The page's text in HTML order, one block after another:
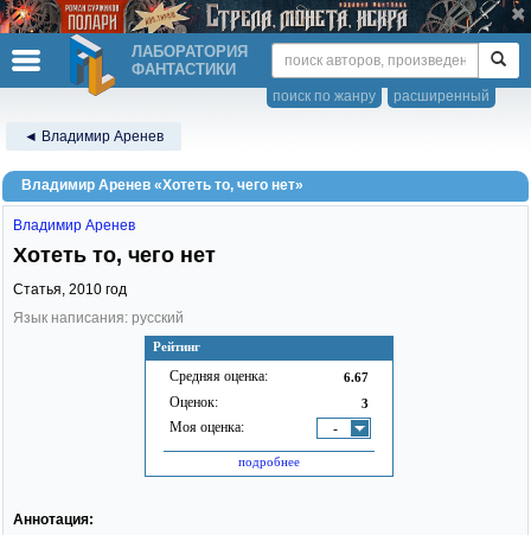
ЛАБОРАТОРИЯ
ФАНТАСТИКИ
расширенный
поиск по жанру
◄ Владимир Аренев
Владимир Аренев «Хотеть то, чего нет»
Рейтинг
Средняя оценка: 6.67
Оценок: 3
Моя оценка: -
подробнее
Владимир Аренев
Хотеть то, чего нет
Статья, 2010 год
Язык написания: русский
Аннотация: